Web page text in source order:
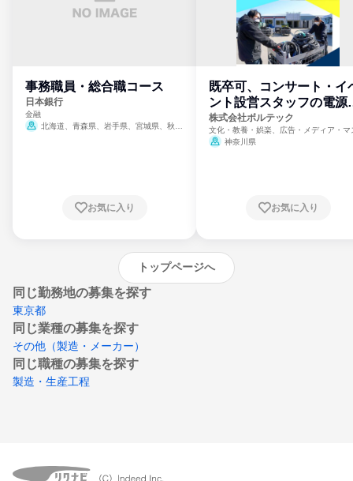
事務職員・総合職コース
日本銀行
金融
北海道、青森県、岩手県、宮城県、秋田
崎県、熊本県、大分県、宮崎県、鹿児島県、
お気に入り
既卒可、コンサート・イ
ント設営スタッフの電源
門
株式会社ボルテック
文化・教養・娯楽、広告・メディア・マ
ミ、電力・ガス・水道・エネルギー
神奈川県
お気に入り
トップページへ
同じ勤務地の募集を探す
東京都
同じ業種の募集を探す
その他（製造・メーカー）
同じ職種の募集を探す
製造・生産工程